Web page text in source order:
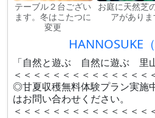
テーブル２台ござい
ます。冬はこたつに
変更
お庭に天然芝
アがありま
HANNOSUKE
「自然と遊ぶ 自然に遊ぶ 里
＜＜＜＜＜＜＜＜＜＜＜＜＜＜
◎甘夏収穫無料体験プラン実施
はお問い合わせください。
＜＜＜＜＜＜＜＜＜＜＜＜＜＜